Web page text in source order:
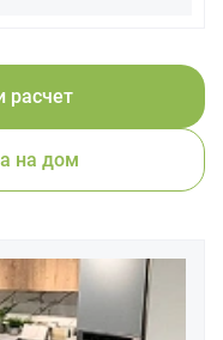
расчет
на дом